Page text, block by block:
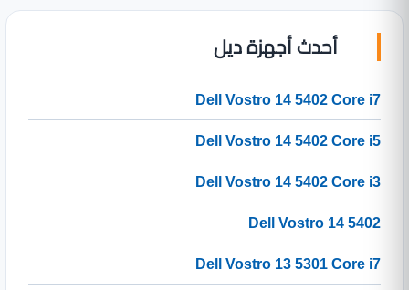
أحدث أجهزة ديل
Dell Vostro 14 5402 Core i7
Dell Vostro 14 5402 Core i5
Dell Vostro 14 5402 Core i3
Dell Vostro 14 5402
Dell Vostro 13 5301 Core i7